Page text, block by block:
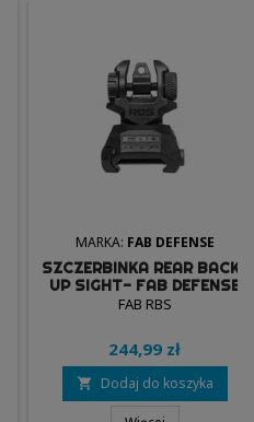
MARKA: FAB DEFENSE
SZCZERBINKA REAR BACK-
UP SIGHT- FAB DEFENSE
(RBS)
FAB RBS
244,99 zł
 Dodaj do koszyka